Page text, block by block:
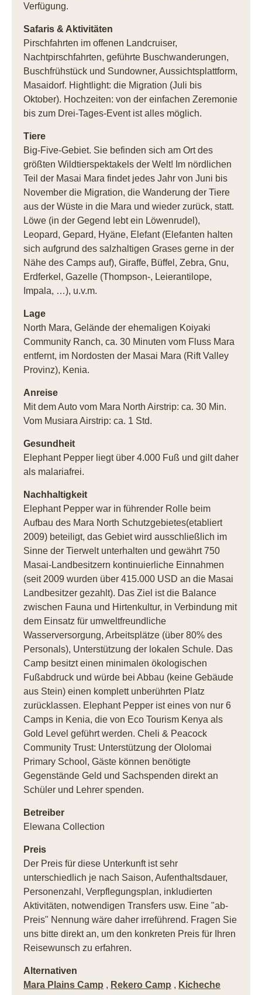
Verfügung.
Safaris & Aktivitäten
Pirschfahrten im offenen Landcruiser,
Nachtpirschfahrten, geführte Buschwanderungen,
Buschfrühstück und Sundowner, Aussichtsplattform,
Masaidorf. Hightlight: die Migration (Juli bis
Oktober). Hochzeiten: von der einfachen Zeremonie
bis zum Drei-Tages-Event ist alles möglich.
Tiere
Big-Five-Gebiet. Sie befinden sich am Ort des
größten Wildtierspektakels der Welt! Im nördlichen
Teil der Masai Mara findet jedes Jahr von Juni bis
November die Migration, die Wanderung der Tiere
aus der Wüste in die Mara und wieder zurück, statt.
Löwe (in der Gegend lebt ein Löwenrudel),
Leopard, Gepard, Hyäne, Elefant (Elefanten halten
sich aufgrund des salzhaltigen Grases gerne in der
Nähe des Camps auf), Giraffe, Büffel, Zebra, Gnu,
Erdferkel, Gazelle (Thompson-, Leierantilope,
Impala, …), u.v.m.
Lage
North Mara, Gelände der ehemaligen Koiyaki
Community Ranch, ca. 30 Minuten vom Fluss Mara
entfernt, im Nordosten der Masai Mara (Rift Valley
Provinz), Kenia.
Anreise
Mit dem Auto vom Mara North Airstrip: ca. 30 Min.
Vom Musiara Airstrip: ca. 1 Std.
Gesundheit
Elephant Pepper liegt über 4.000 Fuß und gilt daher
als malariafrei.
Nachhaltigkeit
Elephant Pepper war in führender Rolle beim
Aufbau des Mara North Schutzgebietes(etabliert
2009) beteiligt, das Gebiet wird ausschließlich im
Sinne der Tierwelt unterhalten und gewährt 750
Masai-Landbesitzern kontinuierliche Einnahmen
(seit 2009 wurden über 415.000 USD an die Masai
Landbesitzer gezahlt). Das Ziel ist die Balance
zwischen Fauna und Hirtenkultur, in Verbindung mit
dem Einsatz für umweltfreundliche
Wasserversorgung, Arbeitsplätze (über 80% des
Personals), Unterstützung der lokalen Schule. Das
Camp besitzt einen minimalen ökologischen
Fußabdruck und würde bei Abbau (keine Gebäude
aus Stein) einen komplett unberührten Platz
zurücklassen. Elephant Pepper ist eines von nur 6
Camps in Kenia, die von Eco Tourism Kenya als
Gold Level geführt werden. Cheli & Peacock
Community Trust: Unterstützung der Ololomai
Primary School, Gäste können benötigte
Gegenstände Geld und Sachspenden direkt an
Schüler und Lehrer spenden.
Betreiber
Elewana Collection
Preis
Der Preis für diese Unterkunft ist sehr
unterschiedlich je nach Saison, Aufenthaltsdauer,
Personenzahl, Verpflegungsplan, inkludierten
Aktivitäten, notwendigen Transfers usw. Eine "ab-
Preis" Nennung wäre daher irreführend. Fragen Sie
uns bitte direkt an, um den konkreten Preis für Ihren
Reisewunsch zu erfahren.
Alternativen
Mara Plains Camp , Rekero Camp , Kicheche